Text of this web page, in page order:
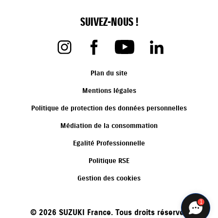
SUIVEZ-NOUS !
Plan du site
Mentions légales
Politique de protection des données personnelles
Médiation de la consommation
Egalité Professionnelle
Politique RSE
Gestion des cookies
© 2026 SUZUKI France. Tous droits réservés
1